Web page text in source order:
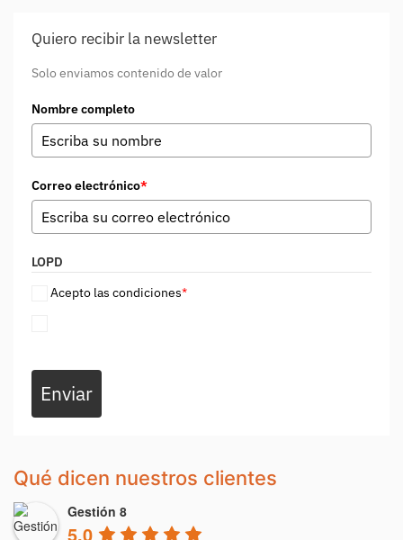
Quiero recibir la newsletter
Solo enviamos contenido de valor
Nombre completo
Correo electrónico*
LOPD
Acepto las condiciones*
Enviar
Qué dicen nuestros clientes
Gestión 8
5.0